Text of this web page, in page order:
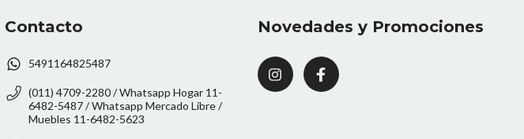
Contacto
5491164825487
(011) 4709-2280 / Whatsapp Hogar 11-
6482-5487 / Whatsapp Mercado Libre /
Muebles 11-6482-5623
Novedades y Promociones